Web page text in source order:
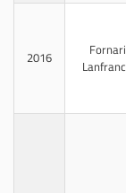
2016
Fornari